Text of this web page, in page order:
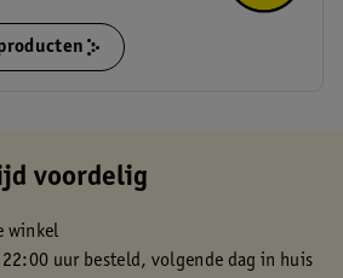
voordelig
winkel
22:00 uur besteld, volgende dag in huis